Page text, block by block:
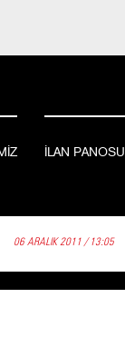
İLAN PANOSU
06 ARALIK 2011 / 13:05